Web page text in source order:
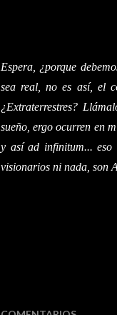
Espera, ¿porque
sea real, no es así, el
¿Extraterrestres?
sueño, ergo ocurren en
y así ad infinitum... eso
visionarios ni nada, son